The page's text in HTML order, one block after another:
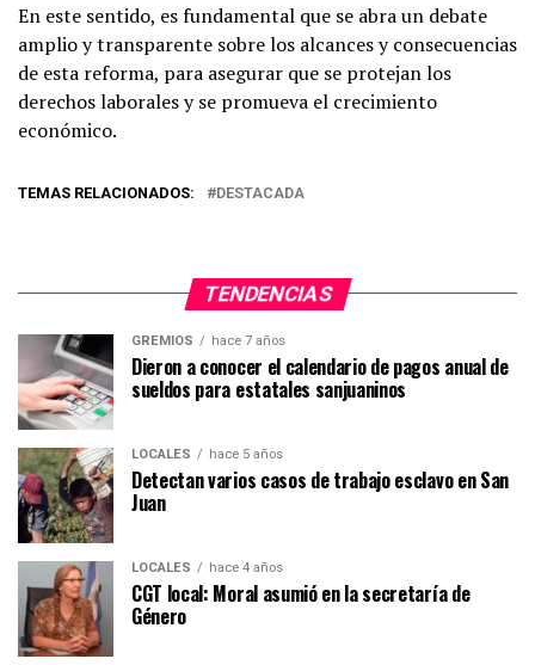
En este sentido, es fundamental que se abra un debate
amplio y transparente sobre los alcances y consecuencias
de esta reforma, para asegurar que se protejan los
derechos laborales y se promueva el crecimiento
económico.
TEMAS RELACIONADOS: DESTACADA
TENDENCIAS
GREMIOS hace 7 años
Dieron a conocer el calendario de pagos anual de
sueldos para estatales sanjuaninos
LOCALES hace 5 años
Detectan varios casos de trabajo esclavo en San
Juan
LOCALES hace 4 años
CGT local: Moral asumió en la secretaría de
Género